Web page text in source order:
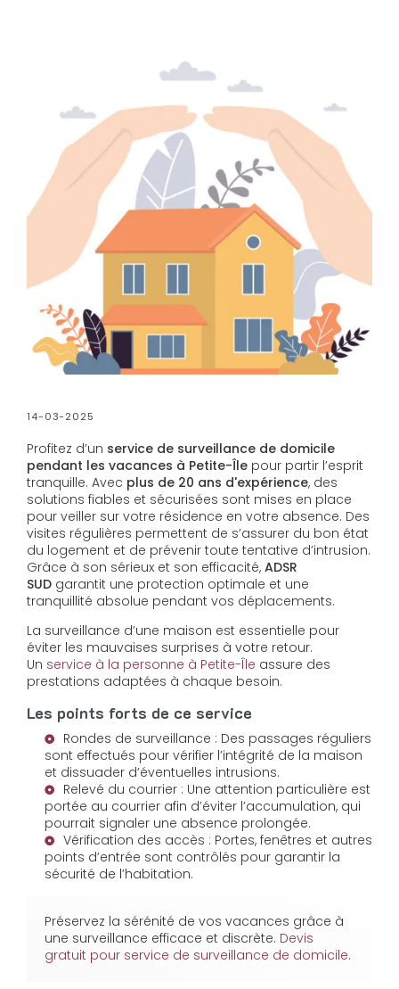
14-03-2025
Profitez d’un service de surveillance de domicile
pendant les vacances à Petite-Île pour partir l’esprit
tranquille. Avec plus de 20 ans d'expérience, des
solutions fiables et sécurisées sont mises en place
pour veiller sur votre résidence en votre absence. Des
visites régulières permettent de s’assurer du bon état
du logement et de prévenir toute tentative d’intrusion.
Grâce à son sérieux et son efficacité, ADSR
SUD garantit une protection optimale et une
tranquillité absolue pendant vos déplacements.
La surveillance d’une maison est essentielle pour
éviter les mauvaises surprises à votre retour.
Un service à la personne à Petite-Île assure des
prestations adaptées à chaque besoin.
Les points forts de ce service
Rondes de surveillance : Des passages réguliers
sont effectués pour vérifier l’intégrité de la maison
et dissuader d’éventuelles intrusions.
Relevé du courrier : Une attention particulière est
portée au courrier afin d’éviter l’accumulation, qui
pourrait signaler une absence prolongée.
Vérification des accès : Portes, fenêtres et autres
points d’entrée sont contrôlés pour garantir la
sécurité de l’habitation.
Préservez la sérénité de vos vacances grâce à
une surveillance efficace et discrète. Devis
gratuit pour service de surveillance de domicile.